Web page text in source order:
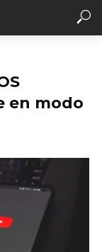
en modo